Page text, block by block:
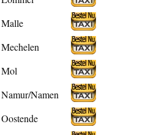
Malle
Mechelen
Mol
Namur/Namen
Oostende